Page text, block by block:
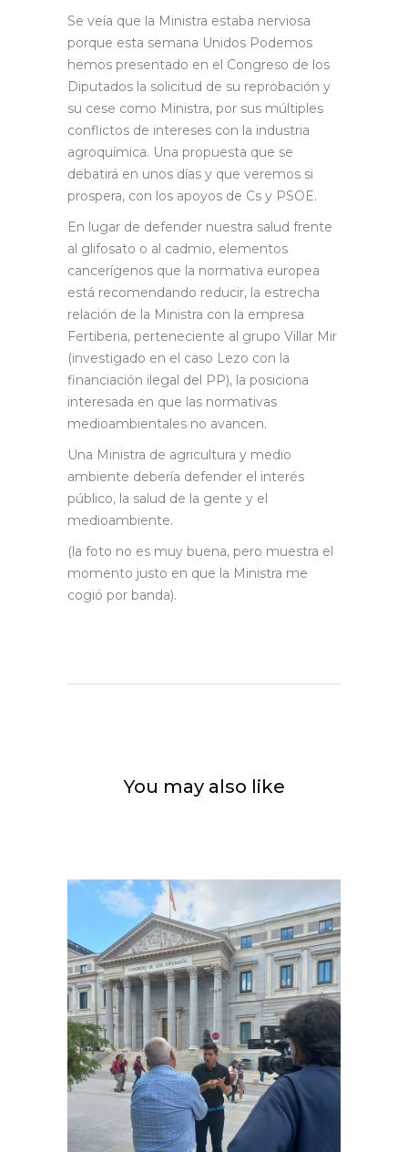
Se veía que la Ministra estaba nerviosa
porque esta semana Unidos Podemos
hemos presentado en el Congreso de los
Diputados la solicitud de su reprobación y
su cese como Ministra, por sus múltiples
conflictos de intereses con la industria
agroquímica. Una propuesta que se
debatirá en unos días y que veremos si
prospera, con los apoyos de Cs y PSOE.
En lugar de defender nuestra salud frente
al glifosato o al cadmio, elementos
cancerígenos que la normativa europea
está recomendando reducir, la estrecha
relación de la Ministra con la empresa
Fertiberia, perteneciente al grupo Villar Mir
(investigado en el caso Lezo con la
financiación ilegal del PP), la posiciona
interesada en que las normativas
medioambientales no avancen.
Una Ministra de agricultura y medio
ambiente debería defender el interés
público, la salud de la gente y el
medioambiente.
(la foto no es muy buena, pero muestra el
momento justo en que la Ministra me
cogió por banda).
You may also like